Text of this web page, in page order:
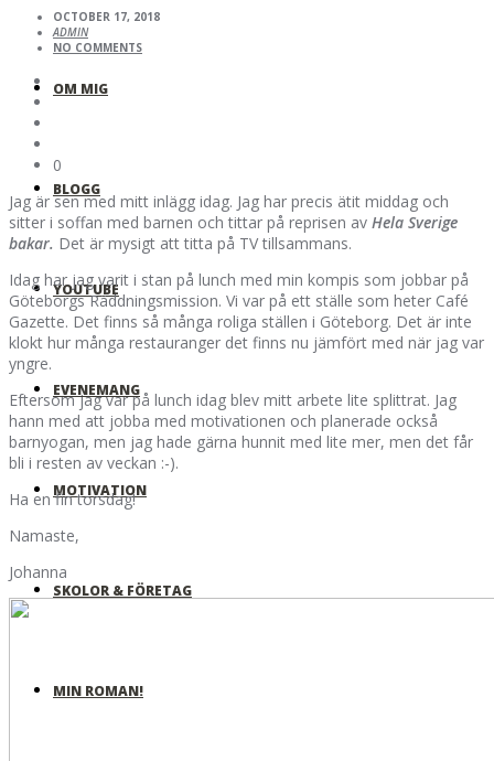
OM MIG
BLOGG
YOUTUBE
EVENEMANG
MOTIVATION
SKOLOR & FÖRETAG
MIN ROMAN!
OCTOBER 17, 2018
ADMIN
NO COMMENTS
0
Jag är sen med mitt inlägg idag. Jag har precis ätit middag och
sitter i soffan med barnen och tittar på reprisen av Hela Sverige
bakar. Det är mysigt att titta på TV tillsammans.
Idag har jag varit i stan på lunch med min kompis som jobbar på
Göteborgs Räddningsmission. Vi var på ett ställe som heter Café
Gazette. Det finns så många roliga ställen i Göteborg. Det är inte
klokt hur många restauranger det finns nu jämfört med när jag var
yngre.
Eftersom jag var på lunch idag blev mitt arbete lite splittrat. Jag
hann med att jobba med motivationen och planerade också
barnyogan, men jag hade gärna hunnit med lite mer, men det får
bli i resten av veckan :-).
Ha en fin torsdag!
Namaste,
Johanna